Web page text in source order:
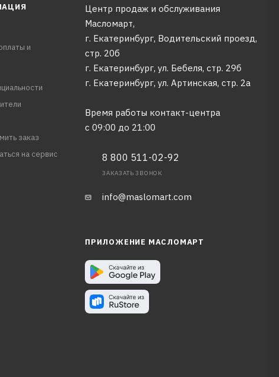
и
заказ
на сервис
Центр продаж и обслуживания
Масломарт,
г. Екатеринбург, Водительский проезд,
стр. 20б
г. Екатеринбург, ул. Бебеля, стр. 29б
г. Екатеринбург, ул. Артинская, стр. 2а
Время работы контакт-центра
с 09:00 до 21:00
8 800 511-02-92
ЗАКАЗАТЬ ЗВОНОК
info@maslomart.com
ПРИЛОЖЕНИЕ МАСЛОМАРТ